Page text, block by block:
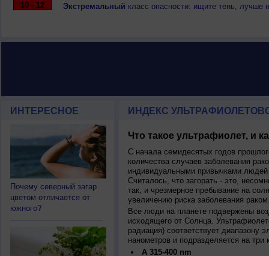
10 - 12
Экстремальный класс опасности: ищите тень, лучше
ИНТЕРЕСНОЕ
Почему северный загар
цветом отличается от
южного?
ИНДЕКС
Что такое ультрафиолет, и
С начала семидесятых годов
количества случаев заболевания
индивидуальными привычками
Считалось, что загорать - это,
так, и чрезмерное пребывание на
увеличению риска заболевания
Все люди на планете подвержены
исходящего от Солнца.
радиация) соответствует диапазону
нанометров и подразделяется на три
A 315-400 nm